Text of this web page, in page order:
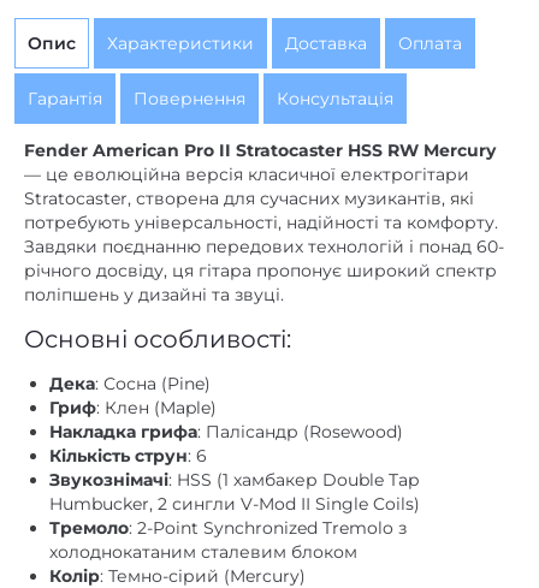
Активна
немає
Звукознімачі
HSS,V-Mod II Double Tap
Humbucking,V-Mod II Single-Coil
Strat, V-Mod Single-Coil Strat
Система
тремоло
є
(струнотримач)
2-Point Synchronized Tremolo
Tremolo Arm and Cold-Rolled
Steel Block
Тип кріплення
грифа
з болтовим кріпленням
Корпус Roasted Pine
Лівобічна
версія
немає
Опис Характеристики Доставка Оплата
Гарантія Повернення Консультація
Fender American Pro II Stratocaster HSS RW Mercury
— це еволюційна версія класичної електрогітари
Stratocaster, створена для сучасних музикантів, які
потребують універсальності, надійності та комфорту.
Завдяки поєднанню передових технологій і понад 60-
річного досвіду, ця гітара пропонує широкий спектр
поліпшень у дизайні та звуці.
Основні особливості:
Дека: Сосна (Pine)
Гриф: Клен (Maple)
Накладка грифа: Палісандр (Rosewood)
Кількість струн: 6
Звукознімачі: HSS (1 хамбакер Double Tap
Humbucker, 2 сингли V-Mod II Single Coils)
Тремоло: 2-Point Synchronized Tremolo з
холоднокатаним сталевим блоком
Колір: Темно-сірий (Mercury)